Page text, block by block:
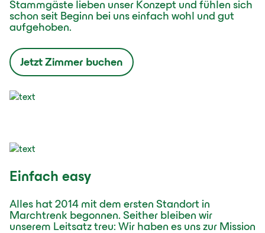
Stammgäste lieben unser Konzept und fühlen sich
schon seit Beginn bei uns einfach wohl und gut
aufgehoben.
Jetzt Zimmer buchen
Einfach easy
Alles hat 2014 mit dem ersten Standort in
Marchtrenk begonnen. Seither bleiben wir
unserem Leitsatz treu: Wir haben es uns zur Mission